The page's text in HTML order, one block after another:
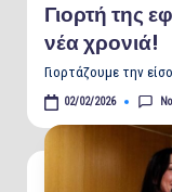
Γιορτή της
νέα χρονιά!
Γιορτάζουμε την
02/02/2026